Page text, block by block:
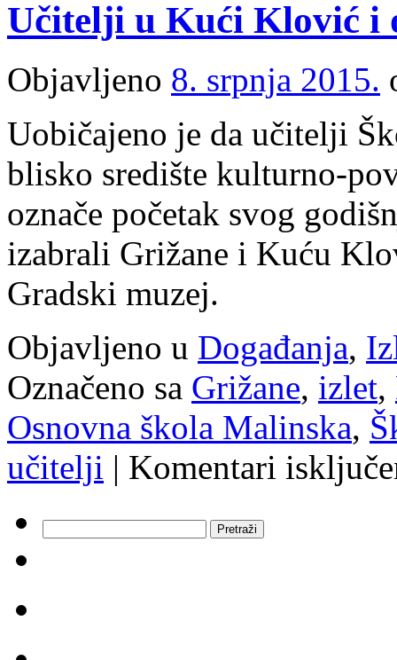
Učitelji u Kući Klović i
Objavljeno 8. srpnja 2015.
Uobičajeno je da učitelji
blisko središte kulturno-
označe početak svog
izabrali Grižane i Kuću
Gradski muzej.
Objavljeno u Događanja,
Označeno sa Grižane, izlet,
Osnovna škola Malinska,
učitelji | Komentari